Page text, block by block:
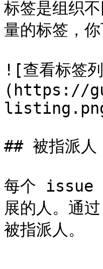
标签是组织
量的标签，
![查看标签
(https://
## 被指派人
每个 issue
展的人。通